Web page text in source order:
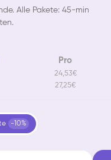
Alle Pakete: 45-min
Pro
24,53€
27,25€
-10%